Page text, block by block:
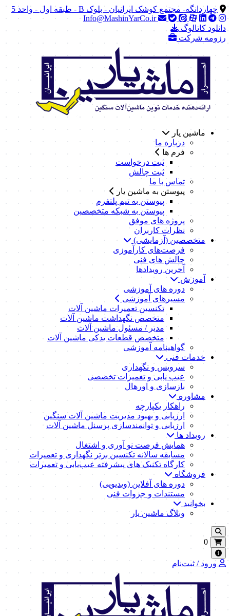
چهاردانگه- مجتمع کوشک ایرانیان - بلوک B - طبقه اول - واحد 5
Info@MashinYarCo.ir
دانلود کاتالوگ
رزومه شرکت
ماشین یار
درباره ما
فرم ها
ثبت درخواست
ثبت چالش
تماس با ما
پیوستن به ماشین یار
پیوستن به تیم پلتفرم
پیوستن به شبکه متخصصین
پروژه های موفق
نظرات کاربران
متخصصین (آزمایشی)
فرصت‌های کارآموزی
چالش های فنی
آخرین رویدادها
آموزش
دوره های آموزشی
مسیرهای آموزشی
تکنسین تعمیرات ماشین آلات
متخصص نگهداشت ماشین آلات
مدیر / مسئول ماشین آلات
متخصص قطعات یدکی ماشین آلات
گواهینامه آموزشی
خدمات فنی
سرویس و نگهداری
عیب یابی و تعمیرات تخصصی
بازسازی و اورهال
مشاوره
راهکار یکپارچه
ارزیابی و بهبود مدیریت ماشین آلات سنگین
ارزیابی و توانمندسازی پرسنل ماشین آلات
رویداد ها
همایش فرصت نو آوری و اشتغال
مسابقه سالانه تکنسین برتر نگهداری و تعمیرات
کارگاه تکنیک‌ های پیشرفته عیب‌یابی و تعمیرات
فروشگاه
دوره های آفلاین (ویدیویی)
مستندات و جزوات فنی
بخوانید
وبلاگ ماشین یار
0
ورود / ثبت‌نام